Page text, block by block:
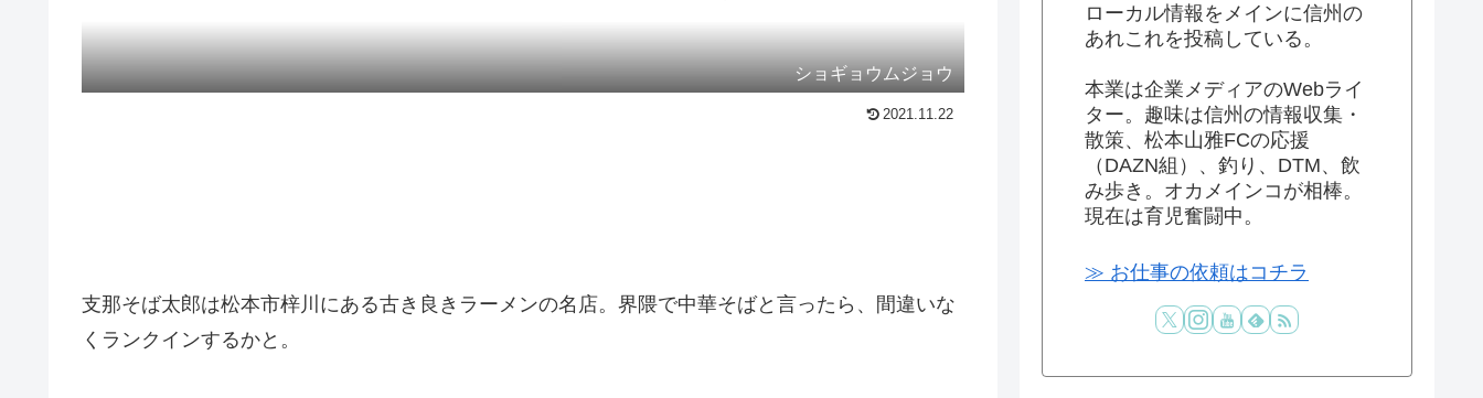
ショギョウムジョウ
2021.11.22
支那そば太郎は松本市梓川にある古き良きラーメンの名店。界隈で中華そばと言ったら、間違いな
くランクインするかと。
ローカル情報をメインに信州の
あれこれを投稿している。
本業は企業メディアのWebライ
ター。趣味は信州の情報収集・
散策、松本山雅FCの応援
（DAZN組）、釣り、DTM、飲
み歩き。オカメインコが相棒。
現在は育児奮闘中。
≫ お仕事の依頼はコチラ